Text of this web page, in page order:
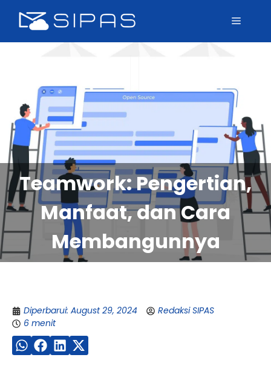
Teamwork: Pengertian,
Manfaat, dan Cara
Membangunnya
Diperbarui: August 29, 2024
Redaksi SIPAS
6 menit